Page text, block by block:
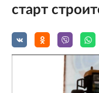
старт